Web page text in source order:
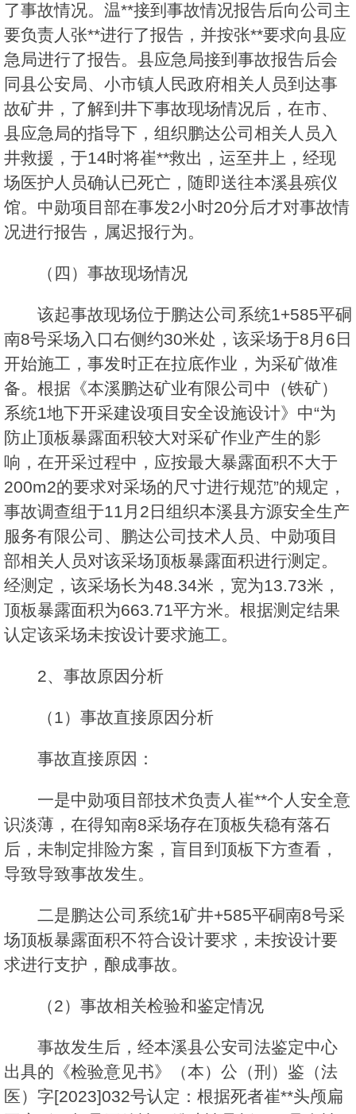
了事故情况。温**接到事故情况报告后向公司主
要负责人张**进行了报告，并按张**要求向县应
急局进行了报告。县应急局接到事故报告后会
同县公安局、小市镇人民政府相关人员到达事
故矿井，了解到井下事故现场情况后，在市、
县应急局的指导下，组织鹏达公司相关人员入
井救援，于14时将崔**救出，运至井上，经现
场医护人员确认已死亡，随即送往本溪县殡仪
馆。中勋项目部在事发2小时20分后才对事故情
况进行报告，属迟报行为。
（四）事故现场情况
该起事故现场位于鹏达公司系统1+585平硐
南8号采场入口右侧约30米处，该采场于8月6日
开始施工，事发时正在拉底作业，为采矿做准
备。根据《本溪鹏达矿业有限公司中（铁矿）
系统1地下开采建设项目安全设施设计》中“为
防止顶板暴露面积较大对采矿作业产生的影
响，在开采过程中，应按最大暴露面积不大于
200m2的要求对采场的尺寸进行规范”的规定，
事故调查组于11月2日组织本溪县方源安全生产
服务有限公司、鹏达公司技术人员、中勋项目
部相关人员对该采场顶板暴露面积进行测定。
经测定，该采场长为48.34米，宽为13.73米，
顶板暴露面积为663.71平方米。根据测定结果
认定该采场未按设计要求施工。
2、事故原因分析
（1）事故直接原因分析
事故直接原因：
一是中勋项目部技术负责人崔**个人安全意
识淡薄，在得知南8采场存在顶板失稳有落石
后，未制定排险方案，盲目到顶板下方查看，
导致导致事故发生。
二是鹏达公司系统1矿井+585平硐南8号采
场顶板暴露面积不符合设计要求，未按设计要
求进行支护，酿成事故。
（2）事故相关检验和鉴定情况
事故发生后，经本溪县公安司法鉴定中心
出具的《检验意见书》（本）公（刑）鉴（法
医）字[2023]032号认定：根据死者崔**头颅扁